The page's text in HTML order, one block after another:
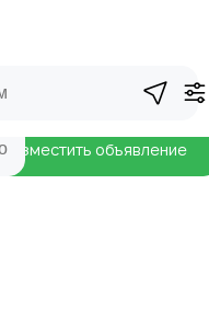
Разместить объявление